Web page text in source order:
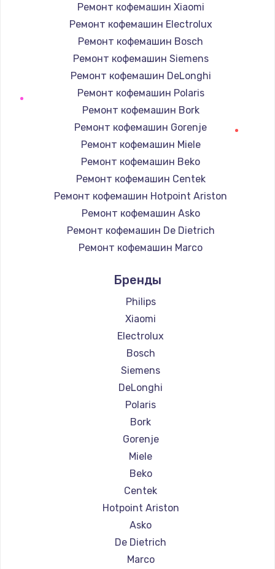
Ремонт кофемашин Xiaomi
Ремонт кофемашин Electrolux
Ремонт кофемашин Bosch
Ремонт кофемашин Siemens
Ремонт кофемашин DeLonghi
Ремонт кофемашин Polaris
Ремонт кофемашин Bork
Ремонт кофемашин Gorenje
Ремонт кофемашин Miele
Ремонт кофемашин Beko
Ремонт кофемашин Centek
Ремонт кофемашин Hotpoint Ariston
Ремонт кофемашин Asko
Ремонт кофемашин De Dietrich
Ремонт кофемашин Marco
Ремонт кофемашин Jura
Ремонт кофемашин Olympia
Ремонт кофемашин Saeco
Ремонт кофемашин La Cimbali
Ремонт кофемашин WMF
Ремонт кофемашин Yamaguchi
Ремонт кофемашин Nivona
Ремонт кофемашин Astoria
Ремонт кофемашин JVC
Ремонт кофемашин Ariston
Ремонт кофемашин Grundig
Ремонт кофемашин ROCKET MOZZAFIATO
Ремонт кофемашин Vivitek
Ремонт кофемашин Thomson
Ремонт кофемашин Hisense
Ремонт кофемашин DELTA
Ремонт кофемашин Tefal
Бренды
Philips
Xiaomi
Electrolux
Bosch
Siemens
DeLonghi
Polaris
Bork
Gorenje
Miele
Beko
Centek
Hotpoint Ariston
Asko
De Dietrich
Marco